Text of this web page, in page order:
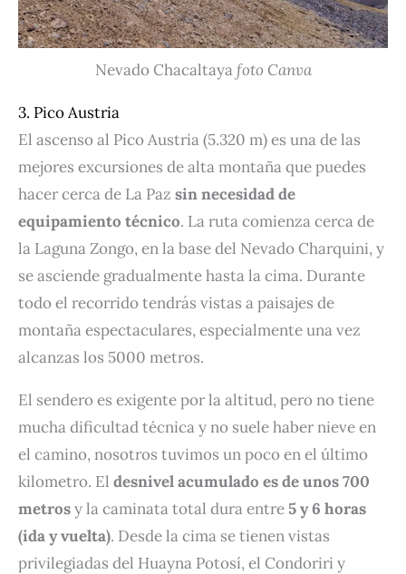
Nevado Chacaltayafoto Canva
3. Pico Austria
El ascenso al Pico Austria (5.320 m) es una de las
mejores excursiones de alta montaña que puedes
hacer cerca de La Paz sin necesidad de
equipamiento técnico. La ruta comienza cerca de
la Laguna Zongo, en la base del Nevado Charquini, y
se asciende gradualmente hasta la cima. Durante
todo el recorrido tendrás vistas a paisajes de
montaña espectaculares, especialmente una vez
alcanzas los 5000 metros.
El sendero es exigente por la altitud, pero no tiene
mucha dificultad técnica y no suele haber nieve en
el camino, nosotros tuvimos un poco en el último
kilometro. El desnivel acumulado es de unos 700
metrosy la caminata total dura entre 5 y 6 horas
(ida y vuelta). Desde la cima se tienen vistas
privilegiadas del Huayna Potosí, el Condoriri y